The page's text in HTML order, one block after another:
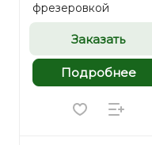
фрезеровкой
Заказать
Подробнее